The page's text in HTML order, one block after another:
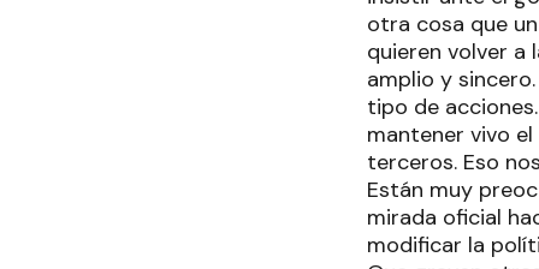
otra cosa que
quieren volver a
amplio y
tipo de
mantener vivo
terceros. Eso
Están muy
mirada oficial
modificar la